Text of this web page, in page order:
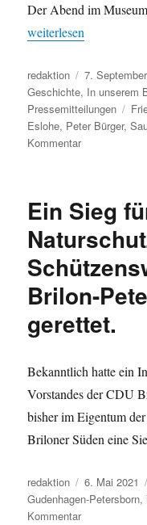
kölnischen
Der Abend im
„Zur Veranstaltung
weiterlesen
Autor
redaktion
Veröffentlicht
am
7.
Geschichte, In unserem
Pressemitteilungen
Eslohe, Peter Bürger,
Kommentarzu
Sauerländer
Bürgerliste
(SBL):
Vorbilder:
Botschafter
Lebens“
Ein Sieg
Brilon-
gerettet.
Bekanntlich hatte ein
Vorstandes der CDU
bisher im Eigentum
Briloner Süden eine
Autor
redaktion
Veröffentlicht
am
6. Mai 2021
Gudenhagen-Petersborn,
Kommentarzu